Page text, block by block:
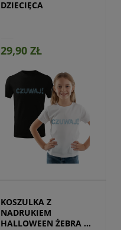
DZIECIĘCA
29,90 ZŁ
KOSZULKA Z
NADRUKIEM
HALLOWEEN ŻEBRA